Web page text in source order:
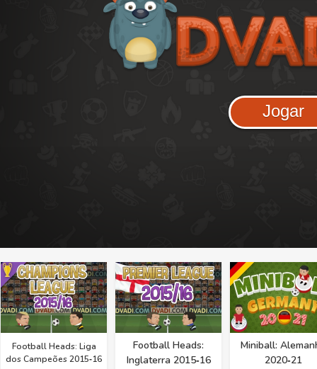
Jogar
Football Heads: Liga
dos Campeões 2015‑16
Football Heads:
Inglaterra 2015‑16
Miniball:
2020‑21